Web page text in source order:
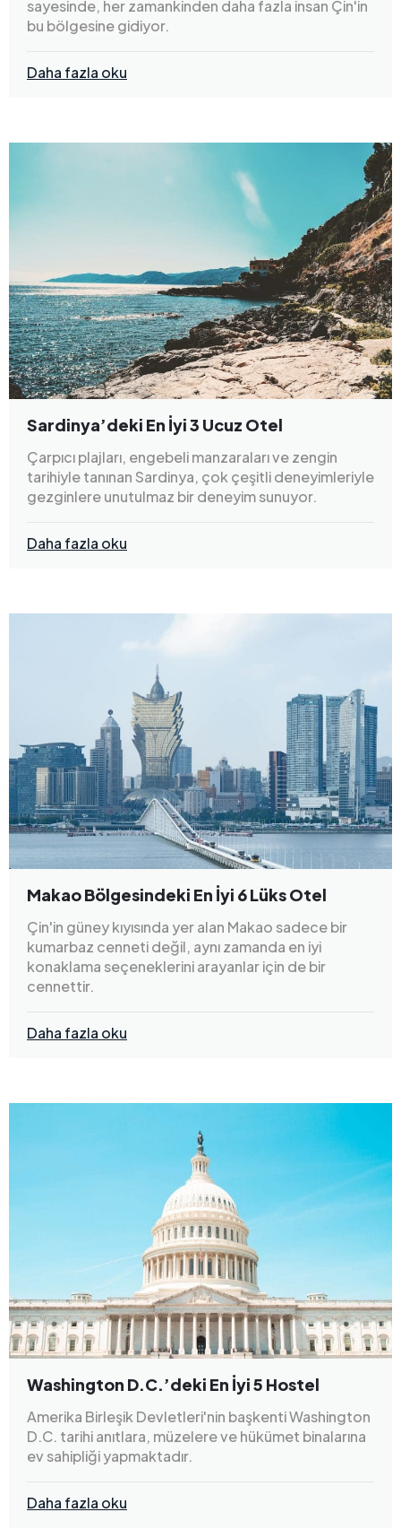
sayesinde, her zamankinden daha fazla insan Çin'in
bu bölgesine gidiyor.
Daha fazla oku
Sardinya’deki En İyi 3 Ucuz Otel
Çarpıcı plajları, engebeli manzaraları ve zengin
tarihiyle tanınan Sardinya, çok çeşitli deneyimleriyle
gezginlere unutulmaz bir deneyim sunuyor.
Daha fazla oku
Makao Bölgesindeki En İyi 6 Lüks Otel
Çin'in güney kıyısında yer alan Makao sadece bir
kumarbaz cenneti değil, aynı zamanda en iyi
konaklama seçeneklerini arayanlar için de bir
cennettir.
Daha fazla oku
Washington D.C.’deki En İyi 5 Hostel
Amerika Birleşik Devletleri'nin başkenti Washington
D.C. tarihi anıtlara, müzelere ve hükümet binalarına
ev sahipliği yapmaktadır.
Daha fazla oku